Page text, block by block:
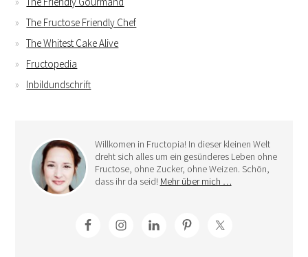
The Fructose Friendly Chef
The Whitest Cake Alive
Fructopedia
Inbildundschrift
Willkomen in Fructopia! In dieser kleinen Welt
dreht sich alles um ein gesünderes Leben ohne
Fructose, ohne Zucker, ohne Weizen. Schön,
dass ihr da seid! Mehr über mich …